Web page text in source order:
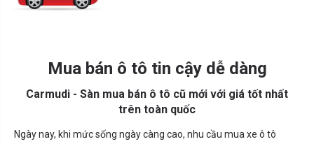
Mua bán ô tô tin cậy dễ dàng
Carmudi - Sàn mua bán ô tô cũ mới với giá tốt nhất
trên toàn quốc
Ngày nay, khi mức sống ngày càng cao, nhu cầu mua xe ô tô